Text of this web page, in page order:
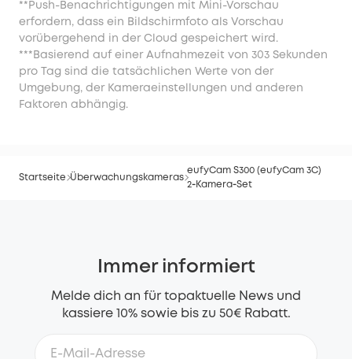
**Push-Benachrichtigungen mit Mini-Vorschau
erfordern, dass ein Bildschirmfoto als Vorschau
vorübergehend in der Cloud gespeichert wird.
***Basierend auf einer Aufnahmezeit von 303 Sekunden
pro Tag sind die tatsächlichen Werte von der
Umgebung, der Kameraeinstellungen und anderen
Faktoren abhängig.
Startseite Überwachungskameras
eufyCam S300 (eufyCam 3C)
2‑Kamera‑Set
Immer informiert
Melde dich an für topaktuelle News und
kassiere 10% sowie bis zu 50€ Rabatt.